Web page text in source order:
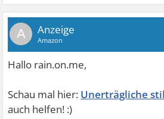
A
Unerträgliche